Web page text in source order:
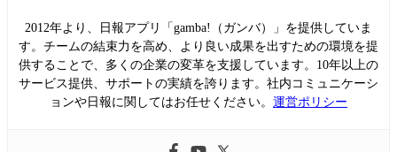
2012年より、日報アプリ「gamba!（ガンバ）」を提供していま
す。チームの結束力を高め、より良い成果を出すための環境を提
供することで、多くの企業の変革を支援しています。10年以上の
サービス提供、サポートの実績を誇ります。社内コミュニケーシ
ョンや日報に関してはお任せください。 運営ポリシー